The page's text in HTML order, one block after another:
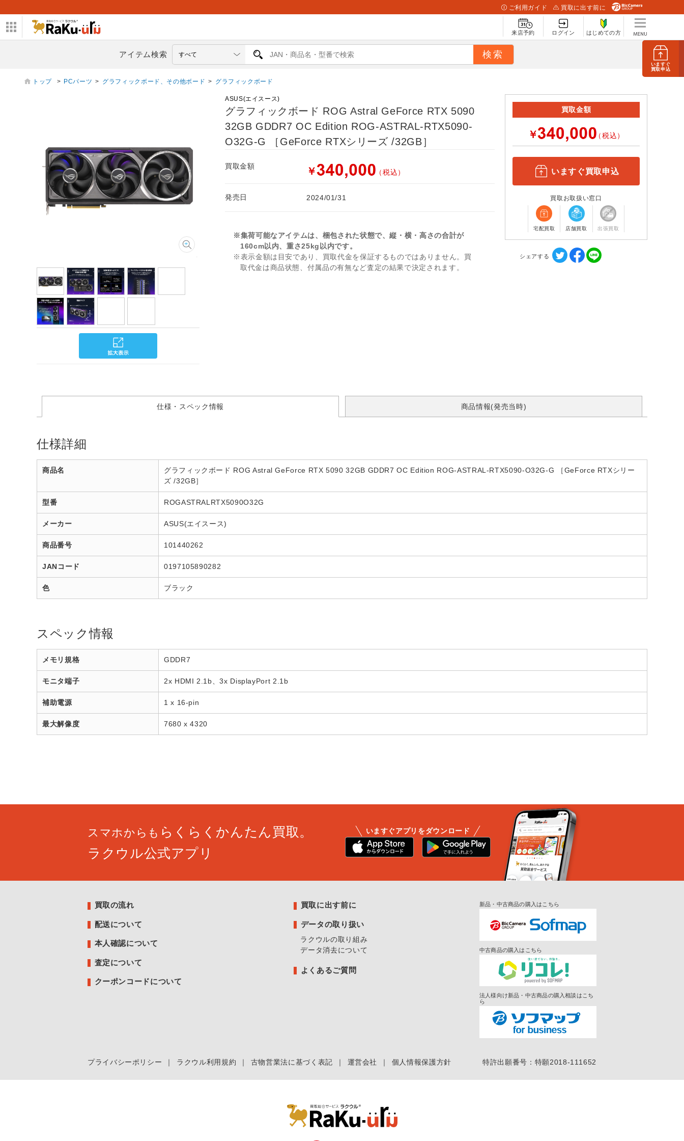
いますぐ
買取申込
ご利用ガイド 買取に出す前に
来店予約 ログイン はじめての方
アイテム検索
トップ > PCパーツ > グラフィックボード、その他ボード > グラフィックボード
ASUS(エイスース)
グラフィックボード ROG Astral GeForce RTX 5090
32GB GDDR7 OC Edition ROG-ASTRAL-RTX5090-
O32G-G ［GeForce RTXシリーズ /32GB］
買取金額 ￥ （税込）
発売日 2024/01/31
※集荷可能なアイテムは、梱包された状態で、縦・横・高さの合計が
160cm以内、重さ25kg以内です。
※表示金額は目安であり、買取代金を保証するものではありません。買
取代金は商品状態、付属品の有無など査定の結果で決定されます。
買取金額
￥ （税込）
いますぐ買取申込
買取お取扱い窓口
宅配買取 店舗買取 出張買取
シェアする
仕様・スペック情報 商品情報(発売当時)
仕様詳細
商品名
グラフィックボード ROG Astral GeForce RTX 5090 32GB GDDR7 OC Edition ROG-ASTRAL-RTX5090-O32G-G ［GeForce RTXシリー
ズ /32GB］
型番 ROGASTRALRTX5090O32G
メーカー ASUS(エイスース)
商品番号 101440262
JANコード 0197105890282
色 ブラック
スペック情報
メモリ規格 GDDR7
モニタ端子 2x HDMI 2.1b、3x DisplayPort 2.1b
補助電源 1 x 16-pin
最大解像度 7680 x 4320
スマホからも らくらくかんたん買取。
ラクウル公式アプリ
いますぐアプリをダウンロード
買取の流れ
配送について
本人確認について
査定について
クーポンコードについて
買取に出す前に
データの取り扱い
ラクウルの取り組み
データ消去について
よくあるご質問
新品・中古商品の購入はこちら
中古商品の購入はこちら
法人様向け新品・中古商品の購入相談はこち
ら
プライバシーポリシー ｜ ラクウル利用規約 ｜ 古物営業法に基づく表記 ｜ 運営会社 ｜ 個人情報保護方針 特許出願番号：特願2018-111652